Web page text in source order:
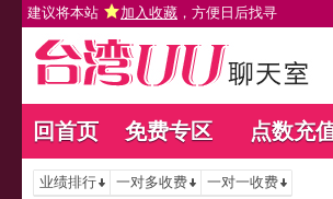
建议将本站 加入收藏 ，方便日后找寻
回首页 免费专区 点数充
业绩排行 一对多收费 一对一收费